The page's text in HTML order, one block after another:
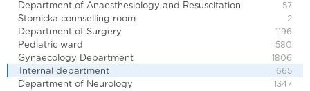
Department of Anaesthesiology and Resuscitation 57
Stomicka counselling room 2
Department of Surgery 1196
Pediatric ward 580
Gynaecology Department 1806
Internal department 665
Department of Neurology 1347